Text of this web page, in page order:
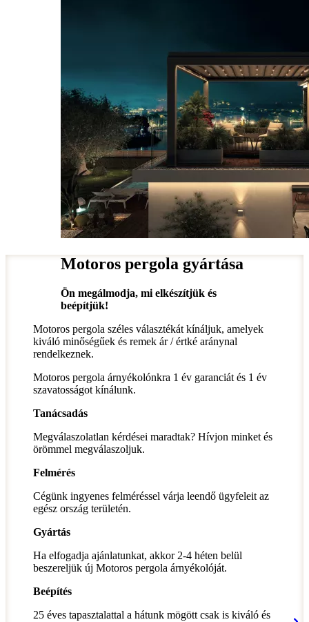
Motoros pergola gyártása
Ön megálmodja, mi elkészítjük és
beépítjük!
Motoros pergola széles választékát kínáljuk, amelyek
kiváló minőségűek és remek ár / értké aránynal
rendelkeznek.
Motoros pergola árnyékolónkra 1 év garanciát és 1 év
szavatosságot kínálunk.
Tanácsadás
Megválaszolatlan kérdései maradtak? Hívjon minket és
örömmel megválaszoljuk.
Felmérés
Cégünk ingyenes felméréssel várja leendő ügyfeleit az
egész ország területén.
Gyártás
Ha elfogadja ajánlatunkat, akkor 2-4 héten belül
beszereljük új Motoros pergola árnyékolóját.
Beépítés
25 éves tapasztalattal a hátunk mögött csak is kiváló és